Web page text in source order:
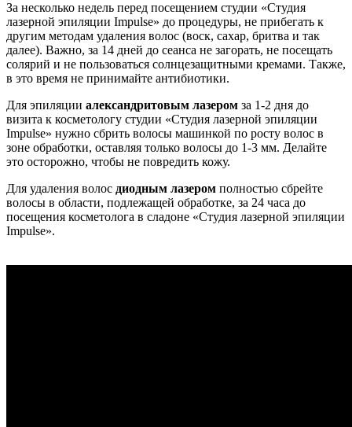
За несколько недель перед посещением студии «Студия
лазерной эпиляции Impulse» до процедуры, не прибегать к
другим методам удаления волос (воск, сахар, бритва и так
далее). Важно, за 14 дней до сеанса не загорать, не посещать
солярий и не пользоваться солнцезащитными кремами. Также,
в это время не принимайте антибиотики.
Для эпиляции александритовым лазером за 1-2 дня до
визита к косметологу студии «Студия лазерной эпиляции
Impulse» нужно сбрить волосы машинкой по росту волос в
зоне обработки, оставляя только волосы до 1-3 мм. Делайте
это осторожно, чтобы не повредить кожу.
Для удаления волос диодным лазером полностью сбрейте
волосы в области, подлежащей обработке, за 24 часа до
посещения косметолога в сладоне «Студия лазерной эпиляции
Impulse».